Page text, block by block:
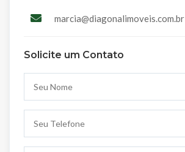
marcia@diagonalimoveis.com.br
Solicite um Contato